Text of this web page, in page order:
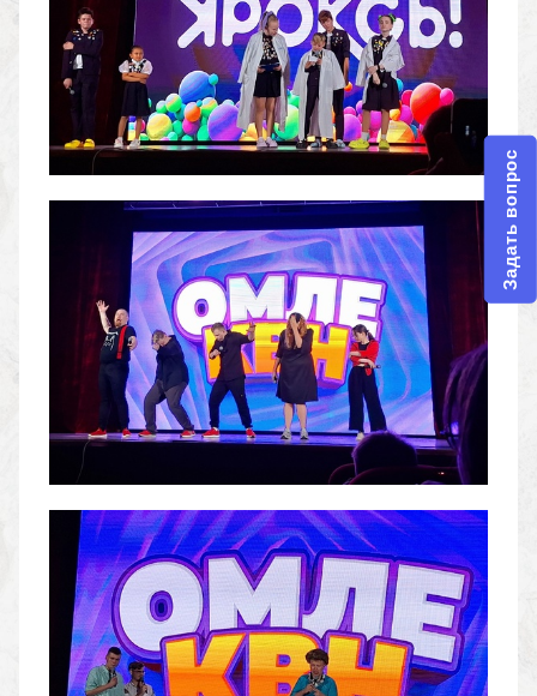
Задать вопрос